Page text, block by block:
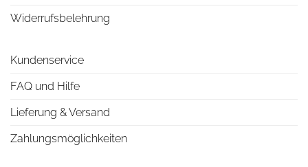
Widerrufsbelehrung
Kundenservice
FAQ und Hilfe
Lieferung & Versand
Zahlungsmöglichkeiten